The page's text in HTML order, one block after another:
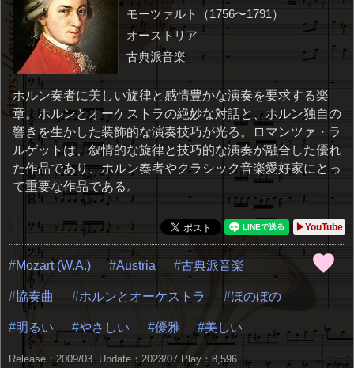
モーツァルト（1756〜1791）
オーストリア
古典派音楽
ホルン奏者に美しい旋律と感情豊かな演奏を要求する楽
章。ホルンとオーケストラの絶妙な対話と、ホルン独自の
響きを生かした装飾的な演奏技巧が光る。ロマンツァ・ラ
ルゲットは、叙情的な旋律と技巧的な演奏が融合した優れ
た作品であり、ホルン奏者やクラシック音楽愛好家にとっ
て重要な作品である。
▶YouTube
Mozart (W.A.) Austria 古典派音楽
協奏曲 ホルンとオーケストラ ほのぼの
明るい やさしい 優雅 美しい
Release：2009/03 Update：2023/07 Play：8,596